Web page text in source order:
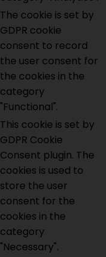
The cookie is set by
GDPR cookie
consent to record
the user consent for
the cookies in the
category
"Functional".
This cookie is set by
GDPR Cookie
Consent plugin. The
cookies is used to
store the user
consent for the
cookies in the
category
"Necessary".